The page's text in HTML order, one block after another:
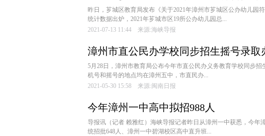
昨日，芗城区教育局发布《关于2021年漳州市芗城区公办幼儿园
统计数据出炉，2021年芗城市区19所公办幼儿园总...
2021-07-13 11:44 来源:海峡导报
漳州市直公民办学校同步招生摇号录取
5月28日，漳州市教育局公布今年市直公民办义务教育学校同步
机号和摇号的地点均在漳州五中，市直民办...
2021-05-30 15:58 来源:闽南日报
今年漳州一中高中拟招988人
导报讯（记者 赖雅红）海峡导报记者昨日从漳州一中获悉，今年
统招批648人、漳州一中碧湖校区高中直升班...